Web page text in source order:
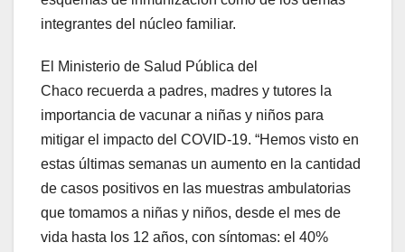
integrantes del núcleo familiar.
El Ministerio de Salud Pública del
Chaco recuerda a padres, madres y tutores la
importancia de vacunar a niñas y niños para
mitigar el impacto del COVID-19. “Hemos visto en
estas últimas semanas un aumento en la cantidad
de casos positivos en las muestras ambulatorias
que tomamos a niñas y niños, desde el mes de
vida hasta los 12 años, con síntomas: el 40%